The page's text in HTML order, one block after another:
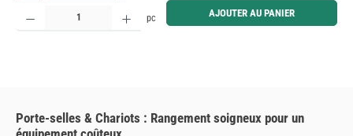
Quantité de produit : Entrez la quantité souhaitée ou utilisez les boutons pour augmenter ou
pc AJOUTER AU PANIER
Porte-selles & Chariots : Rangement soigneux pour un